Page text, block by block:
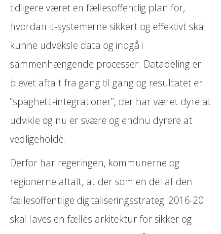
tidligere været en fællesoffentlig plan for,
hvordan it-systemerne sikkert og effektivt skal
kunne udveksle data og indgå i
sammenhængende processer. Datadeling er
blevet aftalt fra gang til gang og resultatet er
”spaghetti-integrationer”, der har været dyre at
udvikle og nu er svære og endnu dyrere at
vedligeholde.
Derfor har regeringen, kommunerne og
regionerne aftalt, at der som en del af den
fællesoffentlige digitaliseringsstrategi 2016-20
skal laves en fælles arkitektur for sikker og